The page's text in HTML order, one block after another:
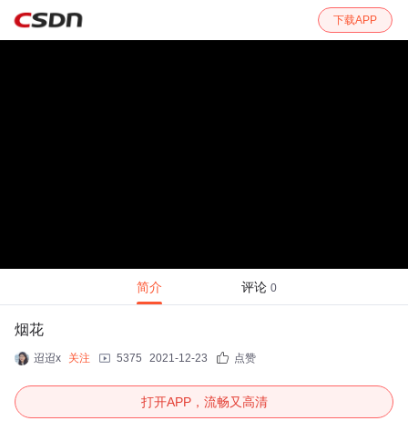
下载APP
简介 评论 0
烟花
迢迢x 关注 5375 2021-12-23 点赞
打开APP，流畅又高清